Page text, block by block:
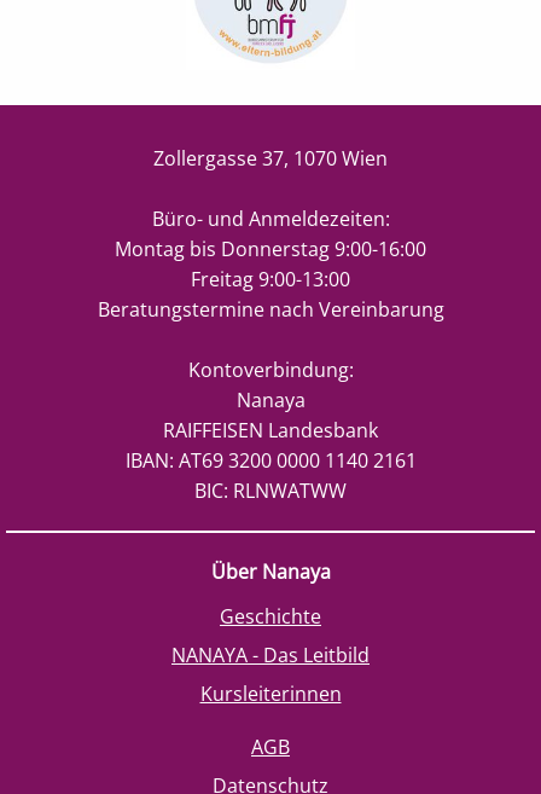
Über Nanaya
Geschichte
NANAYA - Das Leitbild
Kursleiterinnen
AGB
Datenschutz
Zollergasse 37, 1070 Wien
Büro- und Anmeldezeiten:
Montag bis Donnerstag 9:00-16:00
Freitag 9:00-13:00
Beratungstermine nach Vereinbarung
Kontoverbindung:
Nanaya
RAIFFEISEN Landesbank
IBAN: AT69 3200 0000 1140 2161
BIC: RLNWATWW